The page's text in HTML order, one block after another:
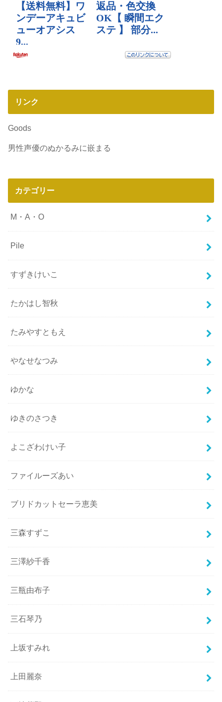
リンク
Goods
男性声優のぬかるみに嵌まる
カテゴリー
M・A・O
Pile
すずきけいこ
たかはし智秋
たみやすともえ
やなせなつみ
ゆかな
ゆきのさつき
よこざわけい子
ファイルーズあい
ブリドカットセーラ恵美
三森すずこ
三澤紗千香
三瓶由布子
三石琴乃
上坂すみれ
上田麗奈